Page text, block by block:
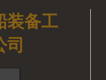
装备工
司